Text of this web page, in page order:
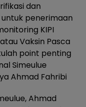
dan
penerimaan
KIPI
Vaksin Pasca
point penting
Simeulue
Ahmad Fahribi
Ahmad